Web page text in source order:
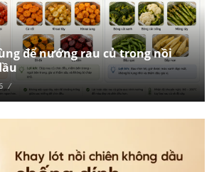
để nướng rau củ trong nồi